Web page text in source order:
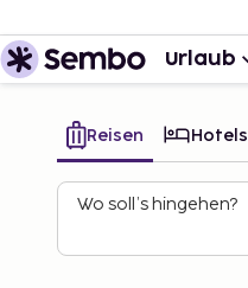
Urlaub
Reisen Hotels
Wo soll’s hingehen?